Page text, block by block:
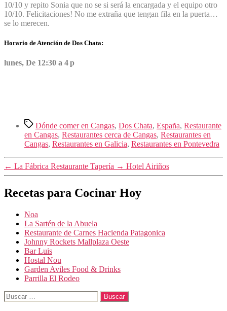
10/10 y repito Sonia que no se si será la encargada y el equipo otro
10/10. Felicitaciones! No me extraña que tengan fila en la puerta…
se lo merecen.
Horario de Atención de Dos Chata:
lunes, De 12:30 a 4 p
Etiquetas
Dónde comer en Cangas, Dos Chata, España, Restaurante
en Cangas, Restaurantes cerca de Cangas, Restaurantes en
Cangas, Restaurantes en Galicia, Restaurantes en Pontevedra
← La Fábrica Restaurante Tapería → Hotel Airiños
Recetas para Cocinar Hoy
Noa
La Sartén de la Abuela
Restaurante de Carnes Hacienda Patagonica
Johnny Rockets Mallplaza Oeste
Bar Luis
Hostal Nou
Garden Aviles Food & Drinks
Parrilla El Rodeo
Buscar: